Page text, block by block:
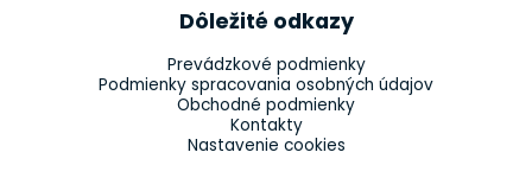
Dôležité odkazy
Prevádzkové podmienky
Podmienky spracovania osobných údajov
Obchodné podmienky
Kontakty
Nastavenie cookies